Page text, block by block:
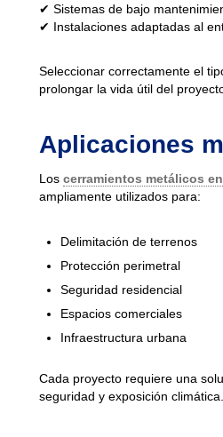
✔ Sistemas de bajo
✔ Instalaciones adaptadas al
Seleccionar correctamente el
prolongar la vida útil del
Aplicaciones
Los cerramientos metálicos
ampliamente utilizados para:
Delimitación de terrenos
Protección perimetral
Seguridad residencial
Espacios comerciales
Infraestructura urbana
Cada proyecto requiere una
seguridad y exposición climática.